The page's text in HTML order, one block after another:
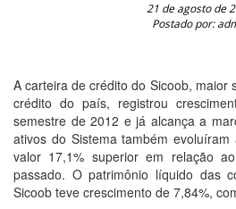
21 de agosto de
Postado por:
A carteira de crédito do Sicoob, maior
crédito do país, registrou
semestre de 2012 e já alcança a
ativos do Sistema também
valor 17,1% superior em relação
passado. O patrimônio líquido das
Sicoob teve crescimento de 7,84%,